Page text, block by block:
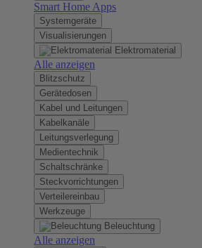
Smart Home Apps
Systemgeräte
Visualisierungen
Elektromaterial
Alle anzeigen
Blitzschutz
Gerätedosen
Kabel und Leitungen
Kabelkanäle
Leitungsverlegung
Medientechnik
Schaltschränke
Steckvorrichtungen
Verteilereinbau
Werkzeuge
Beleuchtung
Alle anzeigen